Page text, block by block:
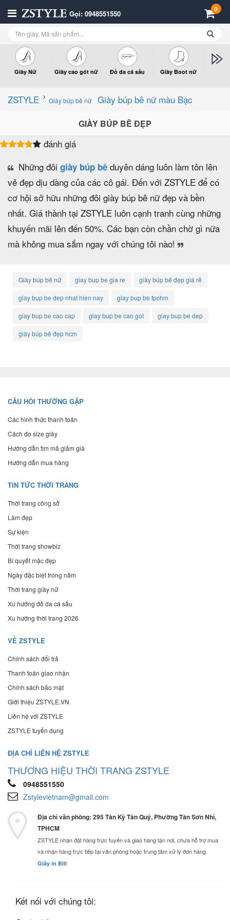
Gọi: 0948551550 0
Giày Nữ Giày cao gót nữ Đồ da cá sấu Giày Boot nữ
ZSTYLE Giày búp bê nữ Giày búp bê nữ màu Bạc
GIÀY BÚP BÊ ĐẸP
đánh giá
Những đôi giày búp bê duyên dáng luôn làm tôn lên
vẻ đẹp dịu dàng của các cô gái. Đến với ZSTYLE để có
cơ hội sở hữu những đôi giày búp bê nữ đẹp và bền
nhất. Giá thành tại ZSTYLE luôn cạnh tranh cùng những
khuyến mãi lên đến 50%. Các bạn còn chần chờ gì nữa
mà không mua sắm ngay với chúng tôi nào!
Giày búp bê nữ giay bup be gia re giày búp bê đẹp giá rẻ
giay bup be dep nhat hien nay giay bup be tpchm
giay bup be cao cap giay bup be cao got giay bup be dep
giày búp bê đẹp hcm
CÂU HỎI THƯỜNG GẶP
Các hình thức thanh toán
Cách đo size giày
Hướng dẫn tìm mã giảm giá
Hướng dẫn mua hàng
TIN TỨC THỜI TRANG
Thời trang công sở
Làm đẹp
Sự kiện
Thời trang showbiz
Bí quyết mặc đẹp
Ngày đặc biệt trong năm
Thời trang giày nữ
Xu hướng đồ da cá sấu
Xu hướng thời trang 2026
VỀ ZSTYLE
Chính sách đổi trả
Thanh toán giao nhận
Chính sách bảo mật
Giới thiệu ZSTYLE.VN
Liên hệ với ZSTYLE
ZSTYLE tuyển dụng
ĐỊA CHỈ LIÊN HỆ ZSTYLE
THƯƠNG HIỆU THỜI TRANG ZSTYLE
0948551550
Zstylevietnam@gmail.com
Địa chỉ văn phòng: 295 Tân Kỳ Tân Quý, Phường Tân Sơn Nhì,
TPHCM
ZSTYLE nhận đặt hàng trực tuyến và giao hàng tận nơi, chưa hỗ trợ mua
và nhận hàng trực tiếp tại văn phòng hoặc trung tâm xử lý đơn hàng.
Giấy in Bill
Kết nối với chúng tôi: